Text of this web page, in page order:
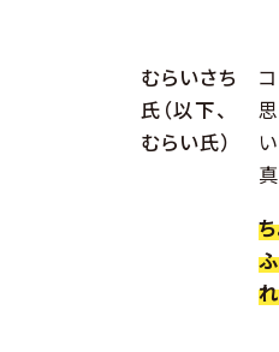
むらいさち
氏（以下、
むらい氏）